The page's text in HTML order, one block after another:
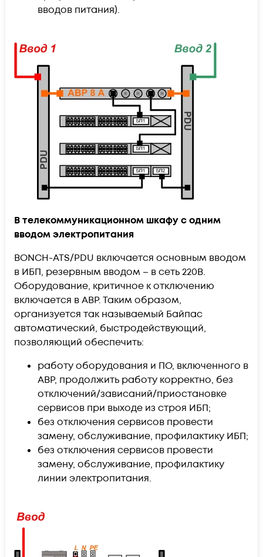
вводов питания).
В телекоммуникационном шкафу с одним
вводом электропитания
BONCH-ATS/PDU включается основным вводом
в ИБП, резервным вводом – в сеть 220В.
Оборудование, критичное к отключению
включается в АВР. Таким образом,
организуется так называемый Байпас
автоматический, быстродействующий,
позволяющий обеспечить:
работу оборудования и ПО, включенного в
АВР, продолжить работу корректно, без
отключений/зависаний/приостановке
сервисов при выходе из строя ИБП;
без отключения сервисов провести
замену, обслуживание, профилактику ИБП;
без отключения сервисов провести
замену, обслуживание, профилактику
линии электропитания.